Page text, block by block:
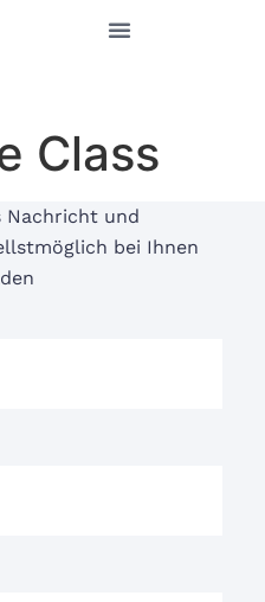
Class
Nachricht und
bei Ihnen